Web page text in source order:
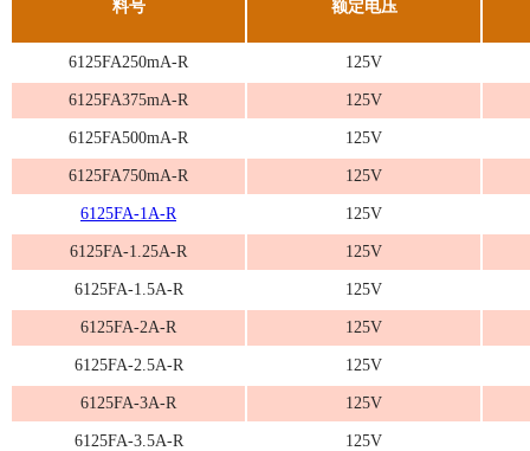
料号 额定电压
6125FA250mA-R 125V
6125FA375mA-R 125V
6125FA500mA-R 125V
6125FA750mA-R 125V
6125FA-1A-R 125V
6125FA-1.25A-R 125V
6125FA-1.5A-R 125V
6125FA-2A-R 125V
6125FA-2.5A-R 125V
6125FA-3A-R 125V
6125FA-3.5A-R 125V